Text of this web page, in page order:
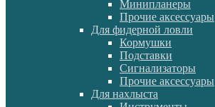
Минипланеры
Прочие аксессуары
Для фидерной ловли
Кормушки
Подставки
Сигнализаторы
Прочие аксессуары
Для нахлыста